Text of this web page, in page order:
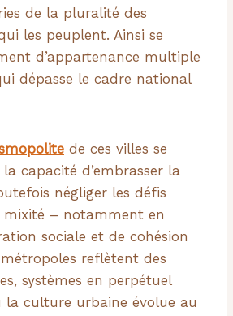
de la pluralité des
les peuplent. Ainsi se
d’appartenance multiple
dépasse le cadre national
de ces villes se
capacité d’embrasser la
négliger les défis
mixité – notamment en
sociale et de cohésion
reflètent des
systèmes en perpétuel
la culture urbaine évolue au